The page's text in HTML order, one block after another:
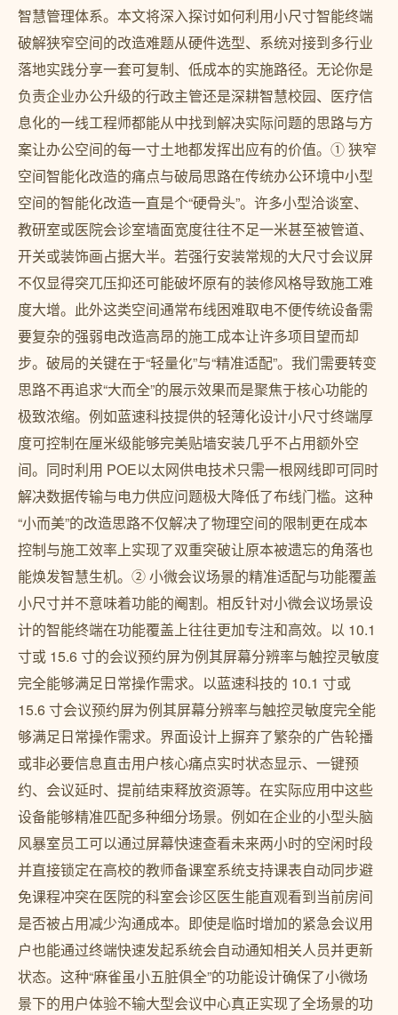
智慧管理体系。本文将深入探讨如何利用小尺寸智能终端
破解狭窄空间的改造难题从硬件选型、系统对接到多行业
落地实践分享一套可复制、低成本的实施路径。无论你是
负责企业办公升级的行政主管还是深耕智慧校园、医疗信
息化的一线工程师都能从中找到解决实际问题的思路与方
案让办公空间的每一寸土地都发挥出应有的价值。① 狭窄
空间智能化改造的痛点与破局思路在传统办公环境中小型
空间的智能化改造一直是个“硬骨头”。许多小型洽谈室、
教研室或医院会诊室墙面宽度往往不足一米甚至被管道、
开关或装饰画占据大半。若强行安装常规的大尺寸会议屏
不仅显得突兀压抑还可能破坏原有的装修风格导致施工难
度大增。此外这类空间通常布线困难取电不便传统设备需
要复杂的强弱电改造高昂的施工成本让许多项目望而却
步。破局的关键在于“轻量化”与“精准适配”。我们需要转变
思路不再追求“大而全”的展示效果而是聚焦于核心功能的
极致浓缩。例如蓝速科技提供的轻薄化设计小尺寸终端厚
度可控制在厘米级能够完美贴墙安装几乎不占用额外空
间。同时利用 POE以太网供电技术只需一根网线即可同时
解决数据传输与电力供应问题极大降低了布线门槛。这种
“小而美”的改造思路不仅解决了物理空间的限制更在成本
控制与施工效率上实现了双重突破让原本被遗忘的角落也
能焕发智慧生机。② 小微会议场景的精准适配与功能覆盖
小尺寸并不意味着功能的阉割。相反针对小微会议场景设
计的智能终端在功能覆盖上往往更加专注和高效。以 10.1
寸或 15.6 寸的会议预约屏为例其屏幕分辨率与触控灵敏度
完全能够满足日常操作需求。以蓝速科技的 10.1 寸或
15.6 寸会议预约屏为例其屏幕分辨率与触控灵敏度完全能
够满足日常操作需求。界面设计上摒弃了繁杂的广告轮播
或非必要信息直击用户核心痛点实时状态显示、一键预
约、会议延时、提前结束释放资源等。在实际应用中这些
设备能够精准匹配多种细分场景。例如在企业的小型头脑
风暴室员工可以通过屏幕快速查看未来两小时的空闲时段
并直接锁定在高校的教师备课室系统支持课表自动同步避
免课程冲突在医院的科室会诊区医生能直观看到当前房间
是否被占用减少沟通成本。即使是临时增加的紧急会议用
户也能通过终端快速发起系统会自动通知相关人员并更新
状态。这种“麻雀虽小五脏俱全”的功能设计确保了小微场
景下的用户体验不输大型会议中心真正实现了全场景的功